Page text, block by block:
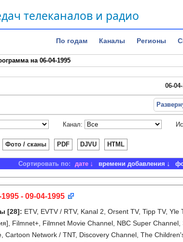
телеканалов и радио
По годам Каналы Регионы
на 06-04-1995
06-
Канал:
Фото / сканы PDF DJVU HTML
Сортировать по: дате времени добавления
- 09-04-1995
[28]: ETV, EVTV / RTV, Kanal 2, Orsent TV, Tipp TV,
Filmnet+, Filmnet Movie Channel, NBC Super
Cartoon Network / TNT, Discovery Channel, The